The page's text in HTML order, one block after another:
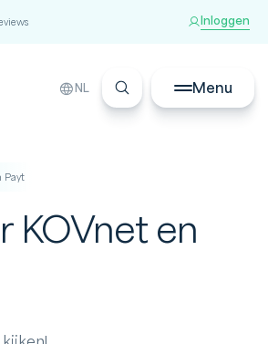
Inloggen
NL Menu
Payt
KOVnet en